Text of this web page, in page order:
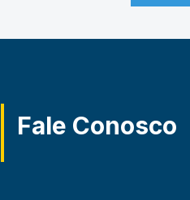
Fale Conosco